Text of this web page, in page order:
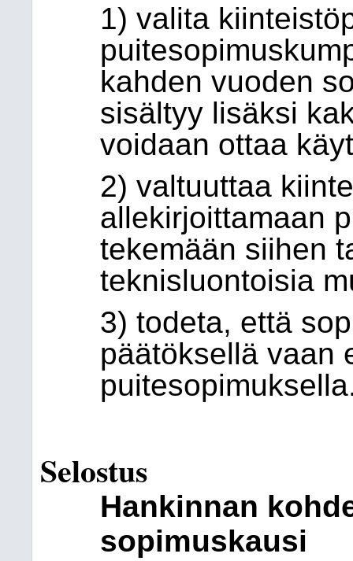
1) valita
kahden vuoden
sisältyy lisäksi
voidaan ottaa
2) valtuuttaa
allekirjoittamaan
tekemään siihen
teknisluontoisia
3) todeta, että
päätöksellä vaan
Selostus
Hankinnan
sopimuskausi